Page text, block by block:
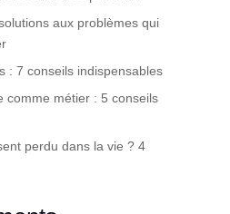
aux problèmes qui
: 7 conseils indispensables
comme métier : 5 conseils
perdu dans la vie ? 4